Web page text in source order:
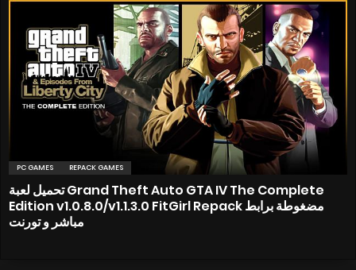
PC GAMES REPACK GAMES
تحميل لعبة Grand Theft Auto GTA IV The Complete
Edition v1.0.8.0/v1.1.3.0 FitGirl Repack مضغوطة برابط
مباشر و تورنت